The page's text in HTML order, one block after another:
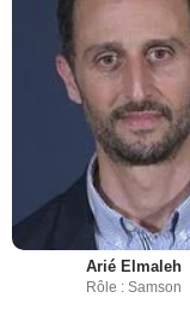
Arié Elmaleh
Rôle : Samson